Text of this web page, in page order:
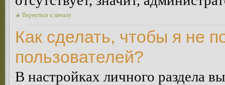
Вернуться к началу
Как сделать, чтобы я не
пользователей?
В настройках личного раздела